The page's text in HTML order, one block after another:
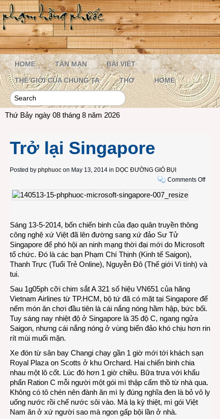
HOME TẢN MẠN BÀI VIẾT
THẾ GIỚI CỦA CHÚNG TA THƠ HOME
Thứ Bảy ngày 08 tháng 8 năm 2026
Trở lại Singapore
Posted by phphuoc on May 13, 2014 in DỌC ĐƯỜNG GIÓ BỤI
Comments Offon
Sáng 13-5-2014, bốn chiến binh của đạo quân truyền thông
công nghệ xứ Việt đã lên đường sang xứ đảo Sư Tử
Singapore để phó hội an ninh mạng thời đại mới do Microsoft
tổ chức. Đó là các bạn Phạm Chí Thịnh (Kinh tế Saigon),
Thanh Trực (Tuổi Trẻ Online), Nguyễn Đô (Thế giới Vi tính) và
tui.
Sau 1g05ph cỡi chim sắt A 321 số hiệu VN651 của hãng
Vietnam Airlines từ TP.HCM, bộ tứ đã có mặt tại Singapore để
nếm món ăn chơi đầu tiên là cái nắng nóng hầm hập, bức bối.
Tuy sáng nay nhiệt độ ở Singapore là 35 độ C, ngang ngửa
Saigon, nhưng cái nắng nóng ở vùng biển đảo khó chịu hơn rin
rít mùi muối mặn.
Xe đón từ sân bay Changi chạy gần 1 giờ mới tới khách sạn
Royal Plaza on Scotts ở khu Orchard. Hai chiến binh chia
nhau một lô cốt. Lúc đó hơn 1 giờ chiều. Bữa trưa với khẩu
phẩn Ration C mỗi người một gói mì thập cẩm thồ từ nhà qua.
Không có tô chén nên đành ăn mì ly đúng nghĩa đen là bỏ vô ly
uống nước rồi chế nước sôi vào. Mà lạ kỳ thiệt, mì gói Việt
Nam ăn ở xứ người sao mà ngon gấp bội lần ở nhà.